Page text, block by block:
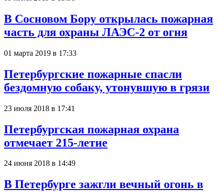
В Сосновом Бору открылась пожарная
часть для охраны ЛАЭС-2 от огня
01 марта 2019 в 17:33
Петербургские пожарные спасли
бездомную собаку, утонувшую в грязи
23 июля 2018 в 17:41
Петербургская пожарная охрана
отмечает 215-летие
24 июня 2018 в 14:49
В Петербурге зажгли вечный огонь в